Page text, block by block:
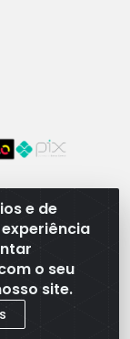
e de
o seu
site.
1977 -
- CNPJ